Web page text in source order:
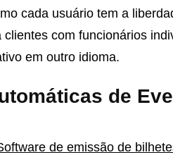
cada usuário tem a
com funcionários
em outro idioma.
de
de emissão de